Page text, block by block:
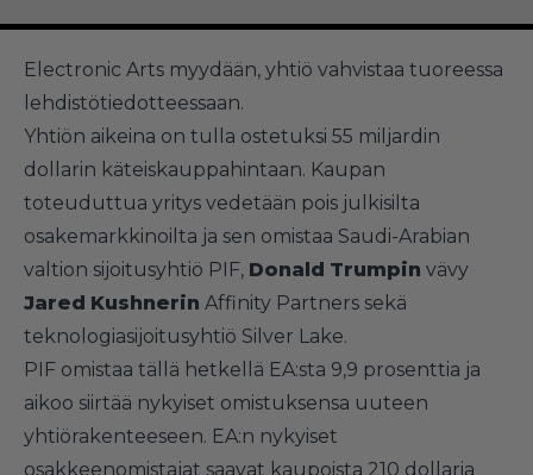
Electronic Arts myydään, yhtiö vahvistaa tuoreessa
lehdistötiedotteessaan.
Yhtiön aikeina on tulla ostetuksi 55 miljardin
dollarin käteiskauppahintaan. Kaupan
toteuduttua yritys vedetään pois julkisilta
osakemarkkinoilta ja sen omistaa Saudi-Arabian
valtion sijoitusyhtiö PIF, Donald Trumpin vävy
Jared Kushnerin Affinity Partners sekä
teknologiasijoitusyhtiö Silver Lake.
PIF omistaa tällä hetkellä EA:sta 9,9 prosenttia ja
aikoo siirtää nykyiset omistuksensa uuteen
yhtiörakenteeseen. EA:n nykyiset
osakkeenomistajat saavat kaupoista 210 dollaria